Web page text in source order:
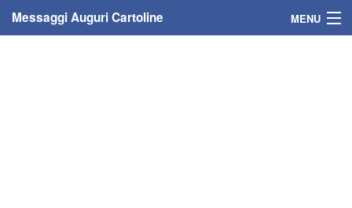
Messaggi Auguri Cartoline MENU